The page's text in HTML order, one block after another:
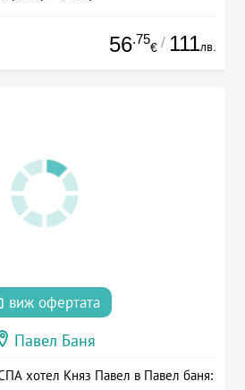
56.75
€ / 111лв.
виж офертата
Павел Баня
хотел Княз Павел в Павел баня: